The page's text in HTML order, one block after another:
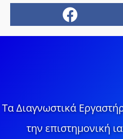
Τα Διαγνωστικά
την επιστημονική